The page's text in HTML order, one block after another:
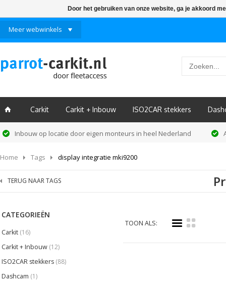
Meer webwinkels
ï Carkit Carkit + Inbouw ISO2CAR stekkers
Inbouw op locatie door eigen monteurs in heel Nederland
Home Tags display integratie mki9200
TERUG NAAR TAGS
CATEGORIEËN
Carkit (16)
Carkit + Inbouw (12)
ISO2CAR stekkers (88)
Dashcam (1)
TOON ALS: i k
Door het gebruiken van onze website, ga je akkoord